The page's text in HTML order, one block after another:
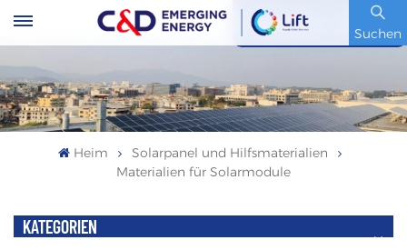
Suchen
Artikelnummer : 600153.SH
Heim
Solarpanel und Hilfsmaterialien
Materialien für Solarmodule
KATEGORIEN